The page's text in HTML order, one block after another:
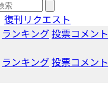
復刊リクエスト
ランキング投票コメント
ランキング投票コメント